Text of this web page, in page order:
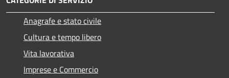
Anagrafe e stato civile
Cultura e tempo libero
Vita lavorativa
Imprese e Commercio